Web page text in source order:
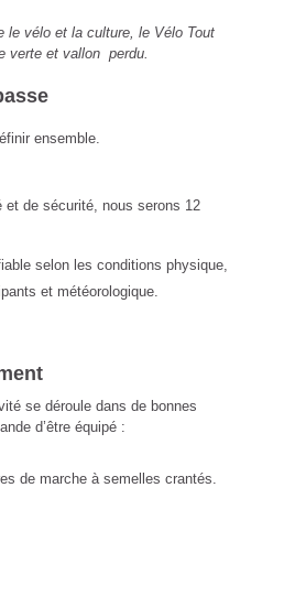
le vélo et la culture, le Vélo Tout
verte et vallon perdu.
ensemble.
et de sécurité, nous serons 12
selon les conditions physique,
et météorologique.
se déroule dans de bonnes
d’être équipé :
de marche à semelles crantés.